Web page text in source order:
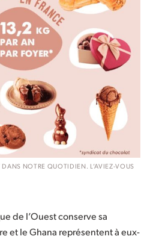
NOTRE QUOTIDIEN. L’AVIEZ-VOUS
de l’Ouest conserve sa
et le Ghana représentent à eux-